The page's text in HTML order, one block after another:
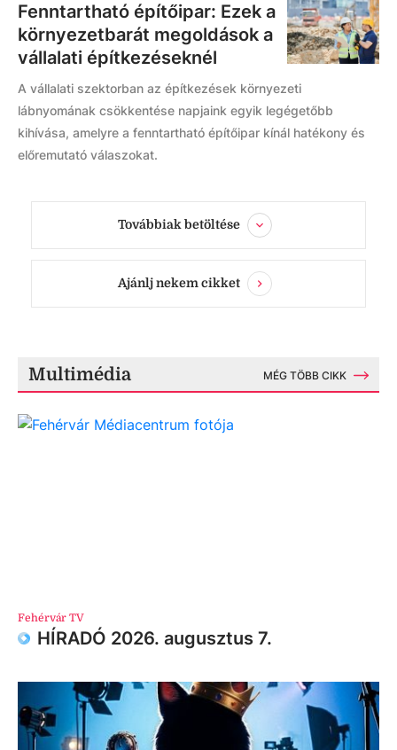
Fenntartható építőipar: Ezek a
környezetbarát megoldások a
vállalati építkezéseknél
A vállalati szektorban az építkezések környezeti
lábnyomának csökkentése napjaink egyik legégetőbb
kihívása, amelyre a fenntartható építőipar kínál hatékony és
előremutató válaszokat.
Továbbiak betöltése
Ajánlj nekem cikket
Multimédia MÉG TÖBB CIKK
Fehérvár TV
HÍRADÓ 2026. augusztus 7.